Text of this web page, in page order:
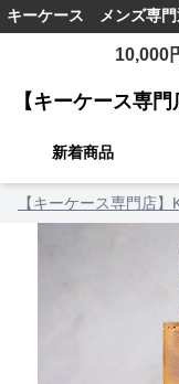
キーケース メンズ専
10,000
【キーケース専
新着商品
【キーケース専門店